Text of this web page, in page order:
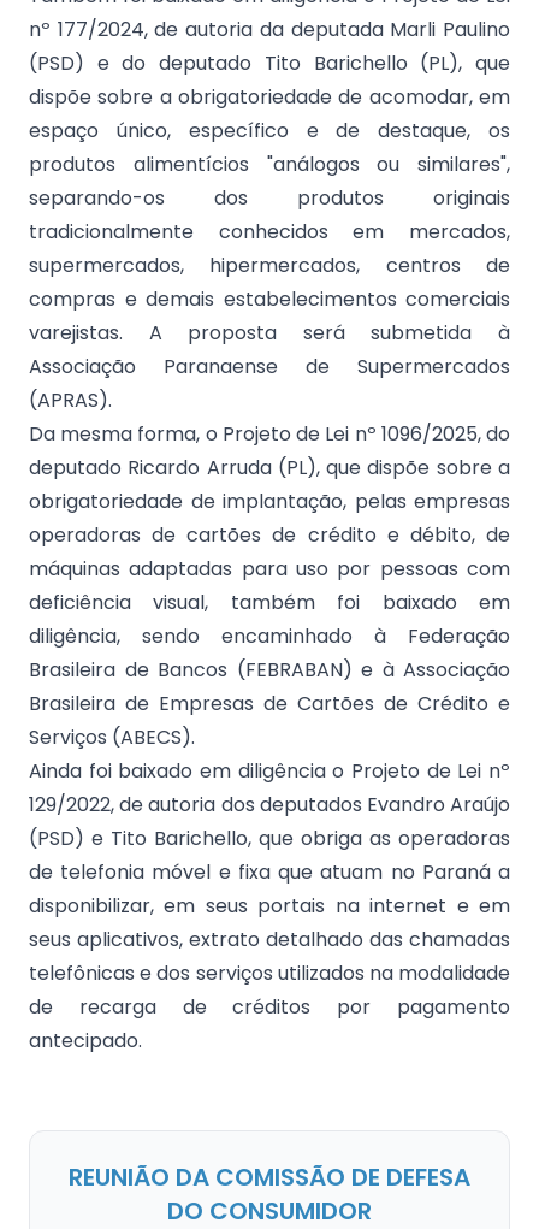
nº 177/2024, de autoria da deputada Marli Paulino
(PSD) e do deputado Tito Barichello (PL), que
dispõe sobre a obrigatoriedade de acomodar, em
espaço único, específico e de destaque, os
produtos alimentícios "análogos ou similares",
separando-os dos produtos originais
tradicionalmente conhecidos em mercados,
supermercados, hipermercados, centros de
compras e demais estabelecimentos comerciais
varejistas. A proposta será submetida à
Associação Paranaense de Supermercados
(APRAS).
Da mesma forma, o Projeto de Lei nº 1096/2025, do
deputado Ricardo Arruda (PL), que dispõe sobre a
obrigatoriedade de implantação, pelas empresas
operadoras de cartões de crédito e débito, de
máquinas adaptadas para uso por pessoas com
deficiência visual, também foi baixado em
diligência, sendo encaminhado à Federação
Brasileira de Bancos (FEBRABAN) e à Associação
Brasileira de Empresas de Cartões de Crédito e
Serviços (ABECS).
Ainda foi baixado em diligência o Projeto de Lei nº
129/2022, de autoria dos deputados Evandro Araújo
(PSD) e Tito Barichello, que obriga as operadoras
de telefonia móvel e fixa que atuam no Paraná a
disponibilizar, em seus portais na internet e em
seus aplicativos, extrato detalhado das chamadas
telefônicas e dos serviços utilizados na modalidade
de recarga de créditos por pagamento
antecipado.
REUNIÃO DA COMISSÃO DE DEFESA
DO CONSUMIDOR